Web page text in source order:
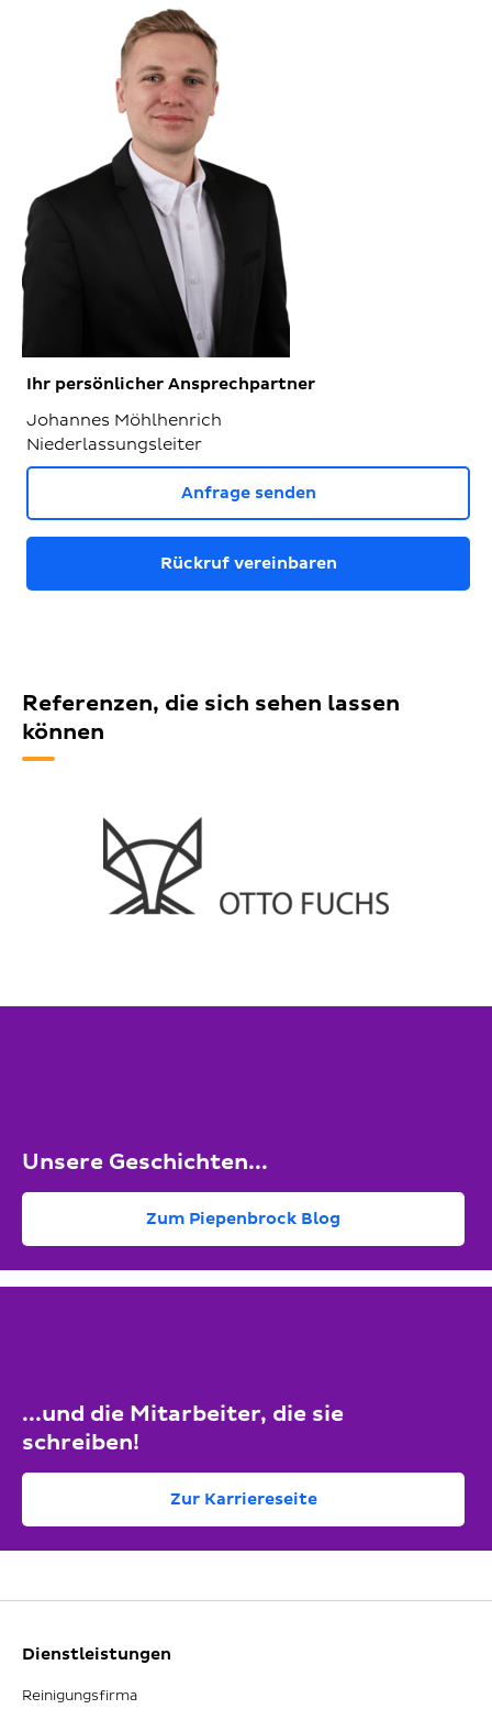
Ihr persönlicher Ansprechpartner
Johannes Möhlhenrich
Niederlassungsleiter
Anfrage senden
Rückruf vereinbaren
Referenzen, die sich sehen lassen
können
Unsere Geschichten...
Zum Piepenbrock Blog
...und die Mitarbeiter, die sie
schreiben!
Zur Karriereseite
Dienstleistungen
Reinigungsfirma